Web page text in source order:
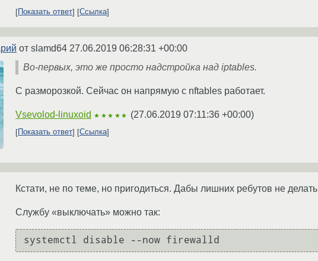
Показать ответ Ссылка
от slamd64 27.06.2019 06:28:31 +00:00
Во-первых, это же просто надстройка над iptables.
С разморозкой. Сейчас он напрямую с nftables работает.
Vsevolod-linuxoid ★★★★★ (27.06.2019 07:11:36 +00:00)
Показать ответ Ссылка
Кстати, не по теме, но пригодиться. Дабы лишних ребутов не делать
Службу «выключать» можно так: